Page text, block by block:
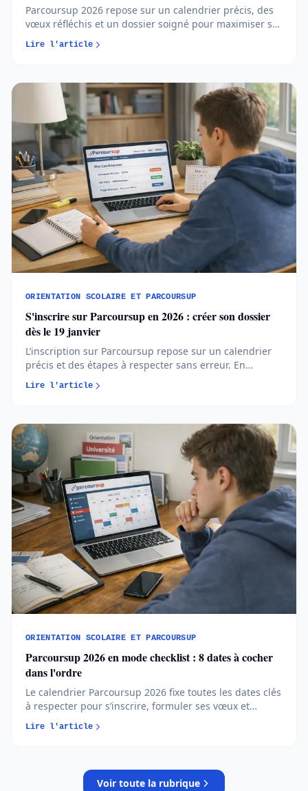
Parcoursup 2026 repose sur un calendrier précis, des
vœux réfléchis et un dossier soigné pour maximiser ses
anticiper chaque étape permet d’aborder l’orientation
Lire l'article
ORIENTATION SCOLAIRE ET PARCOURSUP
S'inscrire sur Parcoursup en 2026 : créer son dossier
dès le 19 janvier
L’inscription sur Parcoursup repose sur un calendrier
précis et des étapes à respecter sans erreur. En
comprenant quand et comment créer votre dossier,
vous avancez plus sereinement et évitez les oublis
Lire l'article
ORIENTATION SCOLAIRE ET PARCOURSUP
Parcoursup 2026 en mode checklist : 8 dates à cocher
dans l'ordre
Le calendrier Parcoursup 2026 fixe toutes les dates clés
à respecter pour s’inscrire, formuler ses vœux et
répondre aux propositions. Comprendre chaque phase
permet d’éviter les erreurs et de sécuriser son
Lire l'article
Voir toute la rubrique